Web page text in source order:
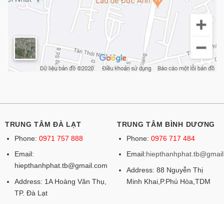
TRUNG TÂM ĐÀ LẠT
Phone: 0971 757 888
Email:
hiepthanhphat.tb@gmail.com
Address: 1A Hoàng Văn Thụ,
TP. Đà Lạt
TRUNG TÂM BÌNH DƯƠNG
Phone: 0976 717 484
Email:
Address: 88 Nguyễn Thị
Minh Khai,P.Phú Hòa,TDM